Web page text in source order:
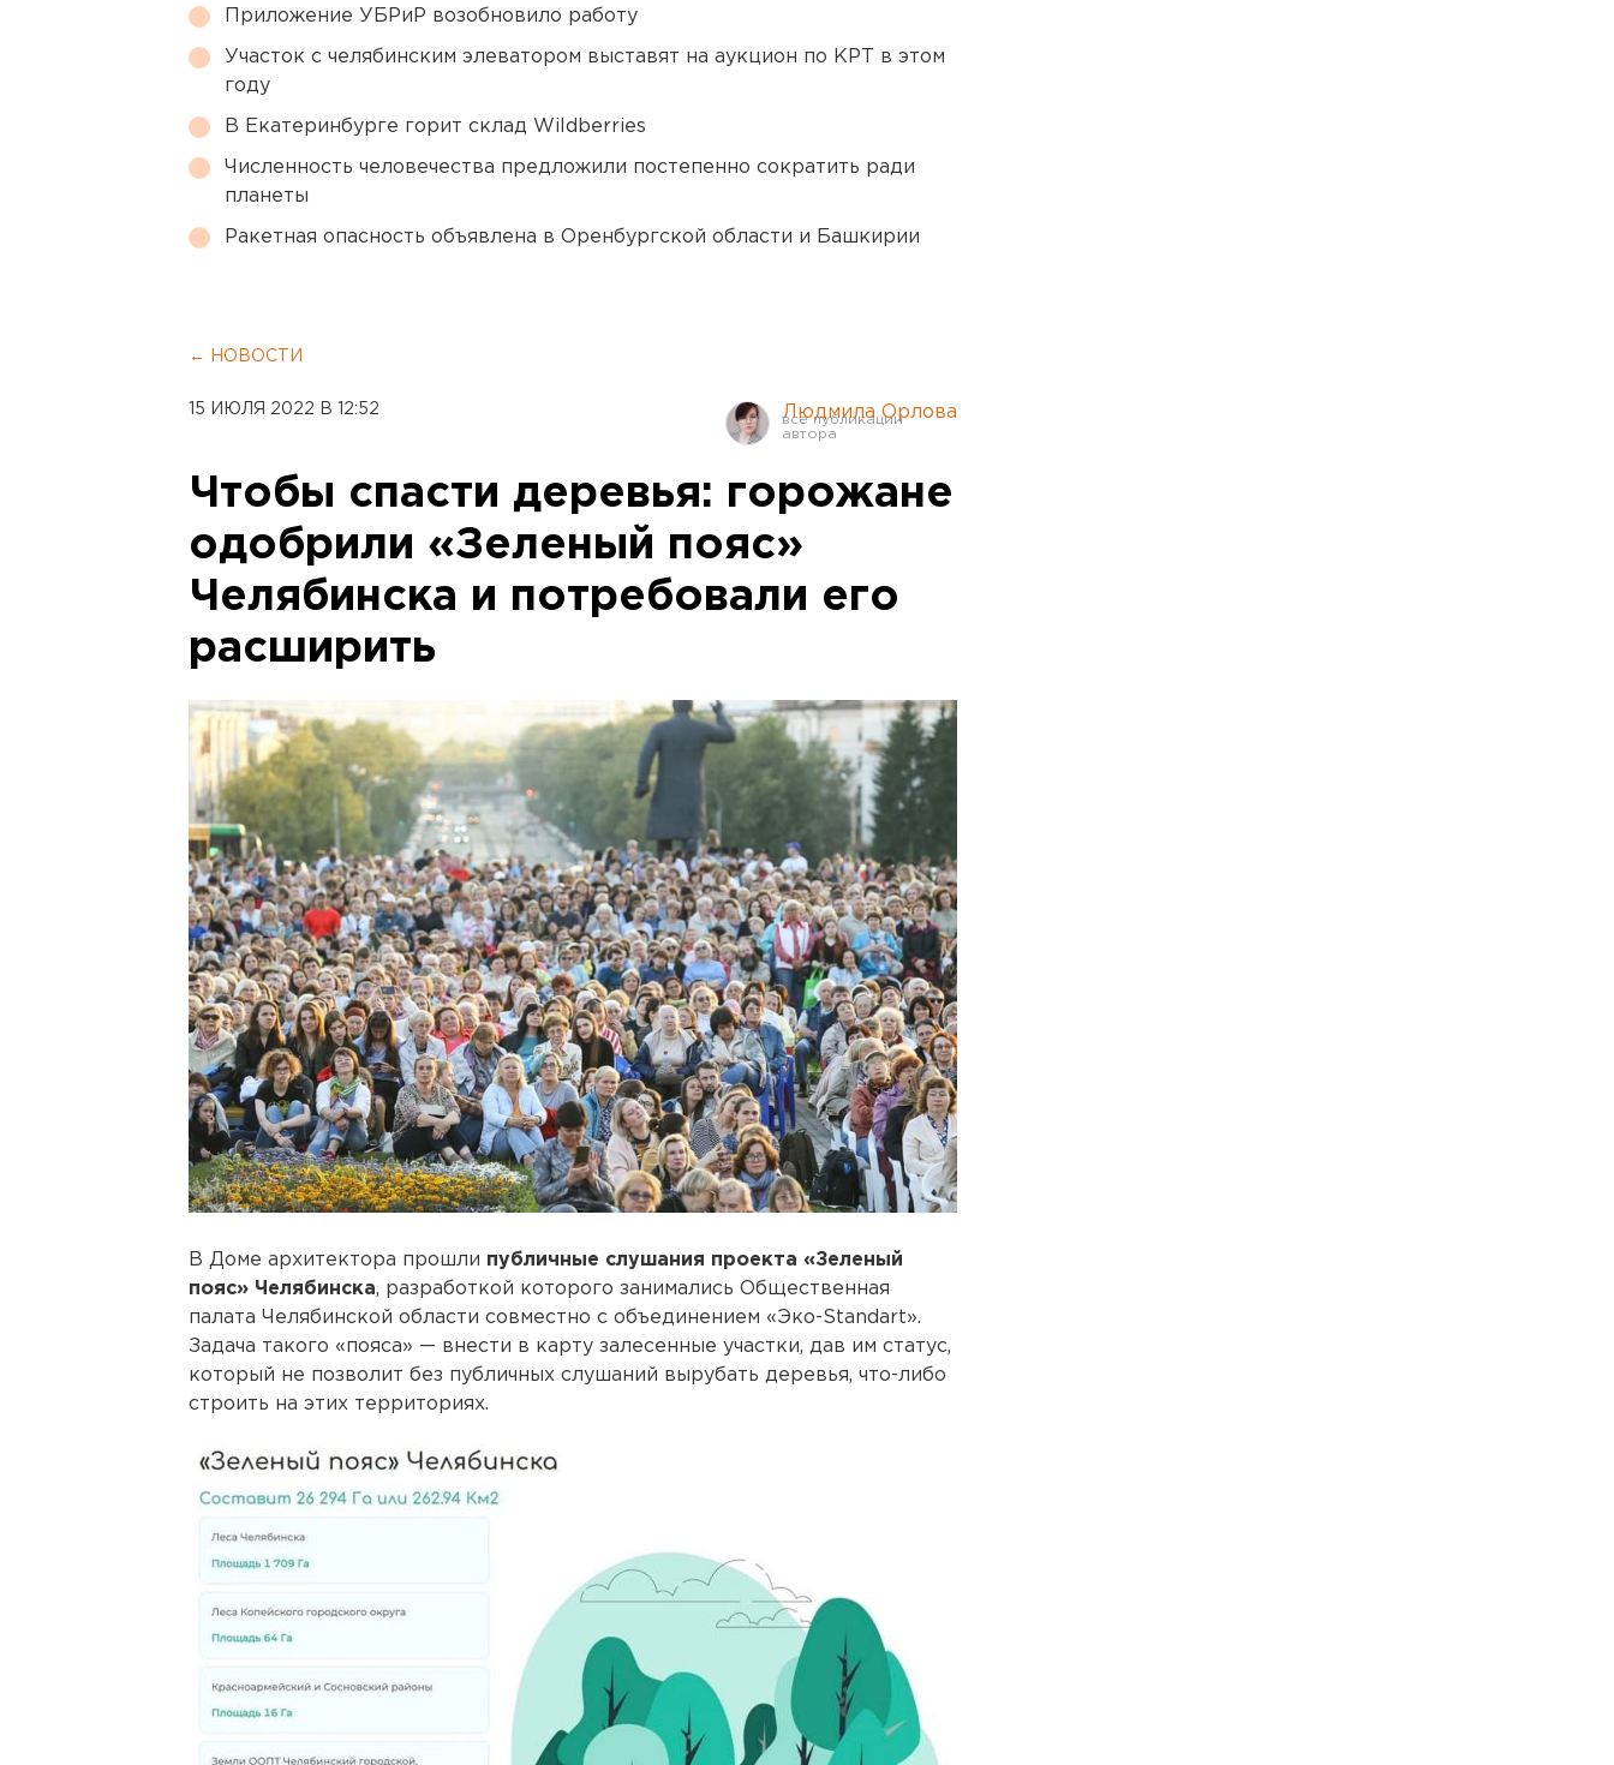
Приложение УБРиР возобновило работу
Участок с челябинским элеватором выставят на аукцион по КРТ в этом
году
В Екатеринбурге горит склад Wildberries
Численность человечества предложили постепенно сократить ради
планеты
Ракетная опасность объявлена в Оренбургской области и Башкирии
← НОВОСТИ
15 ИЮЛЯ 2022 В 12:52 Людмила Орлова
Чтобы спасти деревья: горожане
одобрили «Зеленый пояс»
Челябинска и потребовали его
расширить
В Доме архитектора прошли публичные слушания проекта «Зеленый
пояс» Челябинска, разработкой которого занимались Общественная
палата Челябинской области совместно с объединением «Эко-Standart».
Задача такого «пояса» — внести в карту залесенные участки, дав им статус,
который не позволит без публичных слушаний вырубать деревья, что-либо
строить на этих территориях.